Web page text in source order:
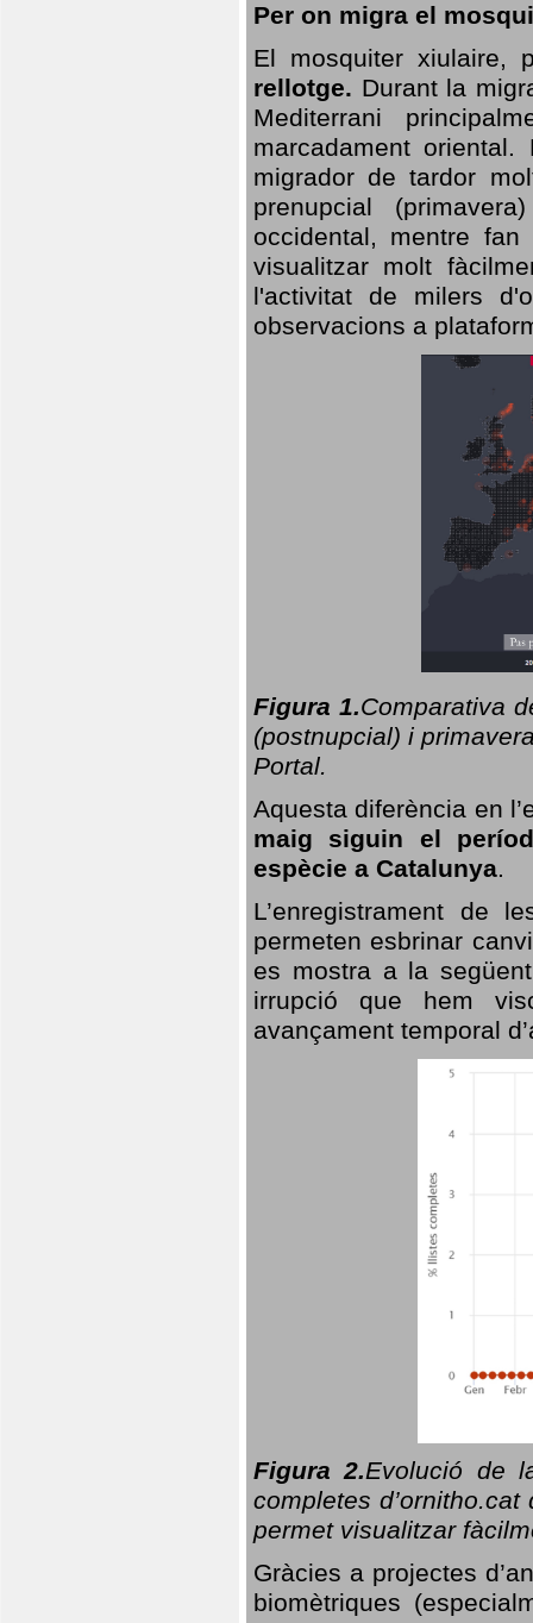
Per on migra el
El mosquiter xiulaire,
rellotge. Durant la
Mediterrani
marcadament
migrador de tardor
prenupcial
occidental, mentre
visualitzar molt
l'activitat de milers
observacions a
Figura 1.Comparativa
(postnupcial) i
Portal.
Aquesta diferència en
maig siguin el
espècie a Catalunya.
L’enregistrament de
permeten esbrinar
es mostra a la
irrupció que hem
avançament temporal
Figura 2.Evolució de
completes
permet visualitzar
Gràcies a projectes
biomètriques